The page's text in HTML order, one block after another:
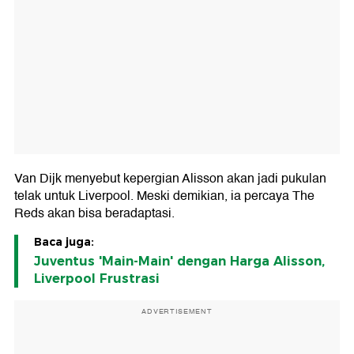
Van Dijk menyebut kepergian Alisson akan jadi pukulan
telak untuk Liverpool. Meski demikian, ia percaya The
Reds akan bisa beradaptasi.
Baca juga:
Juventus 'Main-Main' dengan Harga Alisson,
Liverpool Frustrasi
ADVERTISEMENT